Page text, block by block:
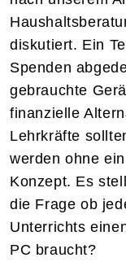
diskutiert. Ein
Spenden
gebrauchte
finanzielle
Lehrkräfte
werden ohne
Konzept. Es
die Frage ob
Unterrichts
PC braucht?